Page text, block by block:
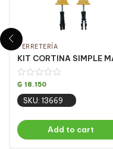
FERRETERÍA
₲ 18.150
SKU: 13669
Add to cart